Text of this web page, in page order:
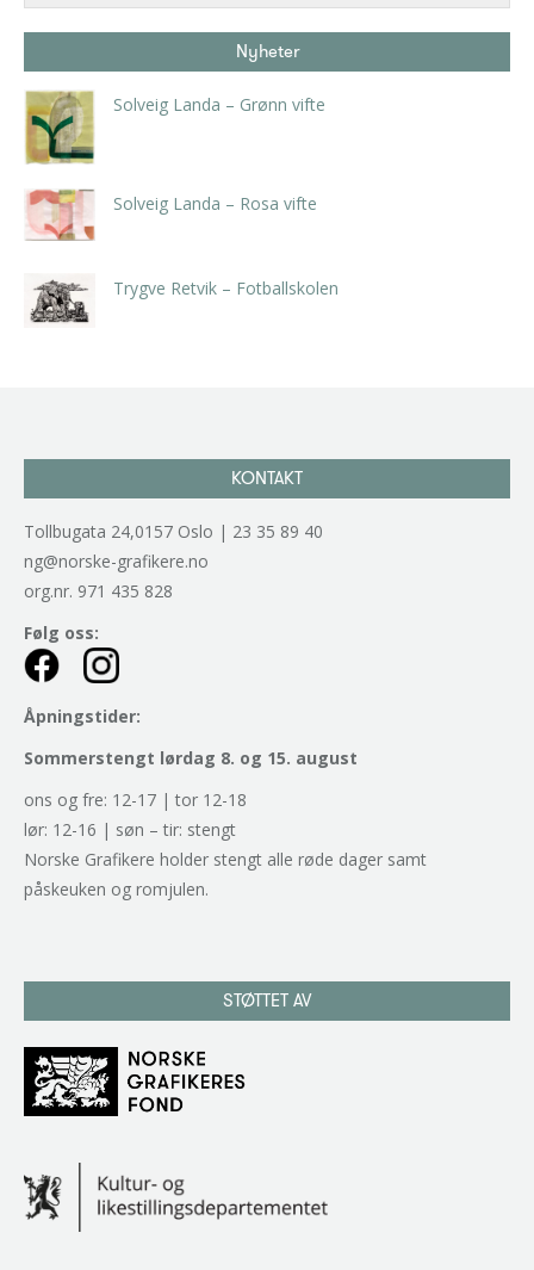
Nyheter
Solveig Landa – Grønn vifte
Solveig Landa – Rosa vifte
Trygve Retvik – Fotballskolen
KONTAKT
Tollbugata 24,0157 Oslo | 23 35 89 40
ng@norske-grafikere.no
org.nr. 971 435 828
Følg oss:
Åpningstider:
Sommerstengt lørdag 8. og 15. august
ons og fre: 12-17 | tor 12-18
lør: 12-16 | søn – tir: stengt
Norske Grafikere holder stengt alle røde dager samt
påskeuken og romjulen.
STØTTET AV